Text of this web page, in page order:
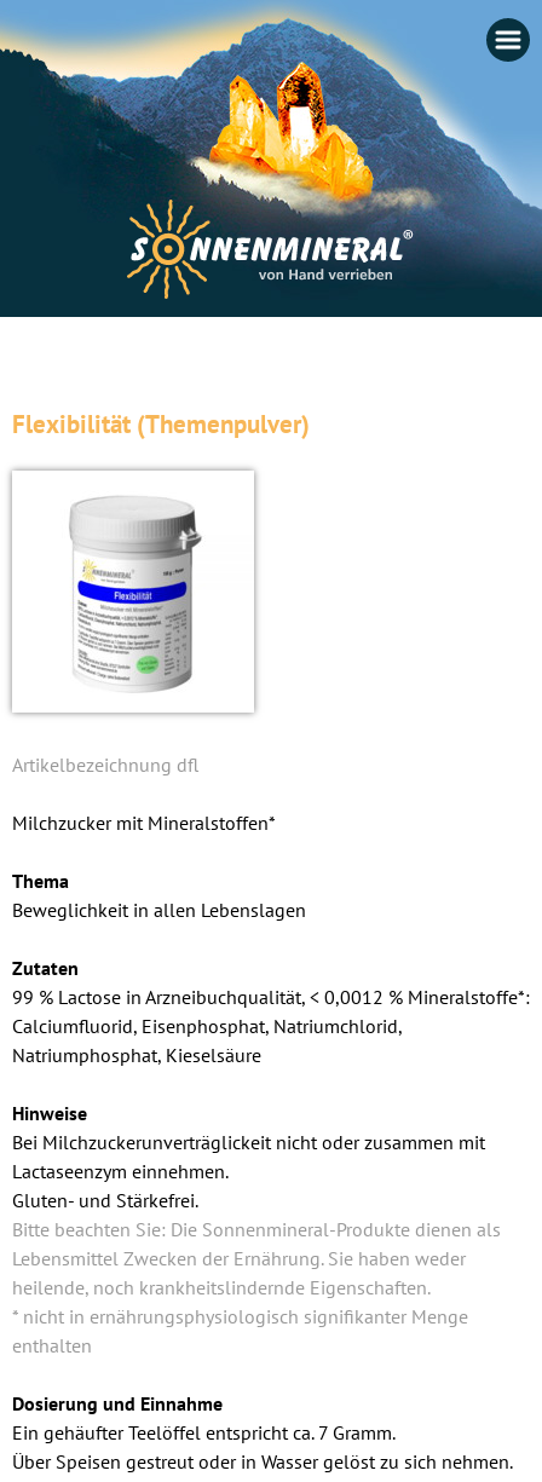
Startseite
Flexibilität (Themenpulver)
dfl
Milchzucker mit Mineralstoffen*
Thema
Beweglichkeit in allen Lebenslagen
Zutaten
99 % Lactose in Arzneibuchqualität, < 0,0012 % Mineralstoffe*:
Calcium­fluorid, Eisen­phosphat, Natrium­chlorid,
Natrium­phosphat, Kiesel­säure
Hinweise
Bei Milchzuckerunverträglickeit nicht oder zusammen mit
Lactaseenzym einnehmen.
Gluten- und Stärkefrei.
Bitte beachten Sie: Die Sonnenmineral-Produkte dienen als
Lebensmittel Zwecken der Ernährung. Sie haben weder
heilende, noch krankheitslindernde Eigenschaften.
* nicht in ernährungsphysiologisch signifikanter Menge
enthalten
Dosierung und Einnahme
Ein gehäufter Teelöffel entspricht ca. 7 Gramm.
Über Speisen gestreut oder in Wasser gelöst zu sich nehmen.